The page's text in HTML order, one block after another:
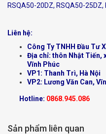
RSQA50-20DZ, RSQA50-25DZ,
Liên hệ:
Công Ty TNHH Đầu Tư
Địa chỉ: thôn Nhật Tiến,
Vĩnh Phúc
VP1: Thanh Trì, Hà Nội
VP2: Lương Văn Can,
Hotline: 0868.945.086
Sản phẩm liên quan